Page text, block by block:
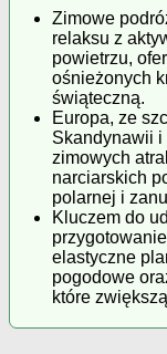
Zimowe
relaksu z
powietrzu,
ośnieżonych
świąteczną.
Europa, ze
Skandynawii
zimowych
narciarskich
polarnej i
Kluczem do
elastyczne
pogodowe
które